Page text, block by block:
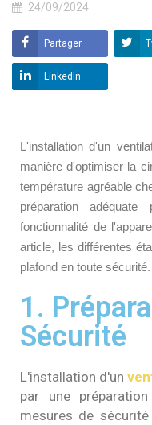
24/09/2024
Partager
LinkedIn
L'installation d'un
manière d'optimiser la
température agréable
préparation
fonctionnalité de
article, les différentes
plafond en toute sécurité.
1.
Sécurité
L'installation d'un
par une
mesures de